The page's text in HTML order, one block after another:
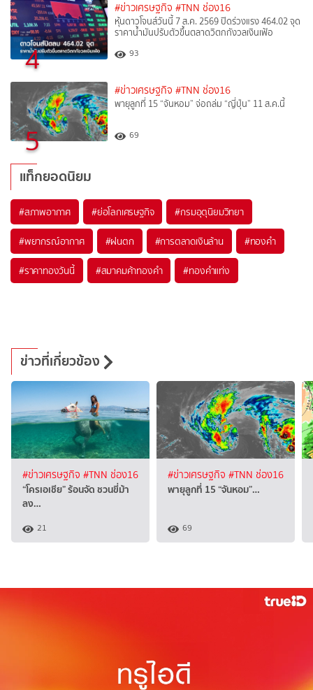
4
#ข่าวเศรษฐกิจ #TNN ช่อง16
หุ้นดาวโจนส์วันนี้ 7 ส.ค. 2569 ปิดร่วงแรง 464.02 จุด
ราคาน้ำมันปรับตัวขึ้นตลาดวิตกกังวลเงินเฟ้อ
93
5
#ข่าวเศรษฐกิจ #TNN ช่อง16
พายุลูกที่ 15 “จันหอม” จ่อถล่ม “ญี่ปุ่น” 11 ส.ค.นี้
69
แท็กยอดนิยม
#สภาพอากาศ #ย่อโลกเศรษฐกิจ #กรมอุตุนิยมวิทยา
#พยากรณ์อากาศ #ฝนตก #การตลาดเงินล้าน #ทองคำ
#ราคาทองวันนี้ #สมาคมค้าทองคำ #ทองคำแท่ง
ข่าวที่เกี่ยวข้อง
#ข่าวเศรษฐกิจ #TNN ช่อง16
“โครเอเชีย” ร้อนจัด ชวนขี่ม้า
ลง…
21
#ข่าวเศรษฐกิจ #TNN ช่อง16
พายุลูกที่ 15 “จันหอม”…
69